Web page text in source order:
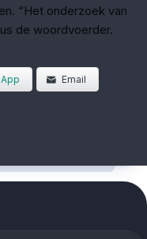
“Het onderzoek van
de woordvoerder.
Email